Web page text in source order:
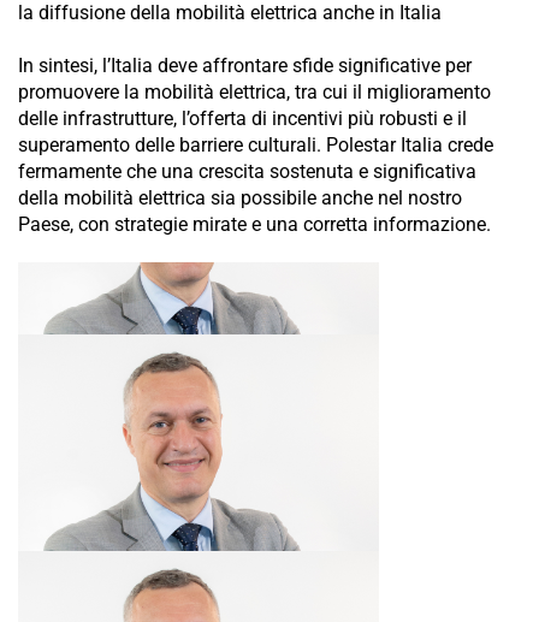
la diffusione della mobilità elettrica anche in Italia
In sintesi, l’Italia deve affrontare sfide significative per
promuovere la mobilità elettrica, tra cui il miglioramento
delle infrastrutture, l’offerta di incentivi più robusti e il
superamento delle barriere culturali. Polestar Italia crede
fermamente che una crescita sostenuta e significativa
della mobilità elettrica sia possibile anche nel nostro
Paese, con strategie mirate e una corretta informazione.